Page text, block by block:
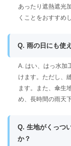
あったり遮熱遮光
くことをおすすめ
Q. 雨の日にも使
A. はい、はっ水加
けます。ただし、
ます。また、傘生
め、長時間の雨天
Q. 生地がくっつ
か？